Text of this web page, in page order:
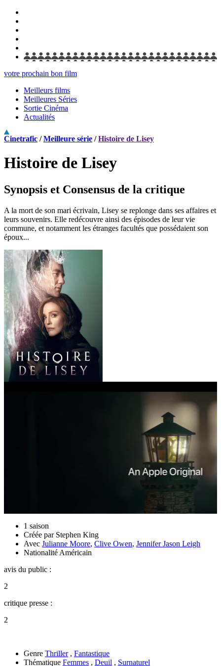
votre prochain bon film
Meilleurs films
Meilleures Séries
Sortie Cinéma
Actualités
Cinetrafic /Meilleure série /Histoire de Lisey
Histoire de Lisey
Synopsis et Consensus de la critique
A la mort de son mari écrivain, Lisey se replonge dans ses affaires et
leurs souvenirs. Elle redécouvre ainsi des épisodes de leur vie
commune, et notamment les étranges facultés que possédaient son
époux...
1 saison
Créée par Stephen King
Avec Julianne Moore, Clive Owen, Jennifer Jason Leigh
Nationalité Américain
avis du public :
2
critique presse :
2
Genre Thriller, Fantastique
Thématique Femmes , Deuil , Surnaturel